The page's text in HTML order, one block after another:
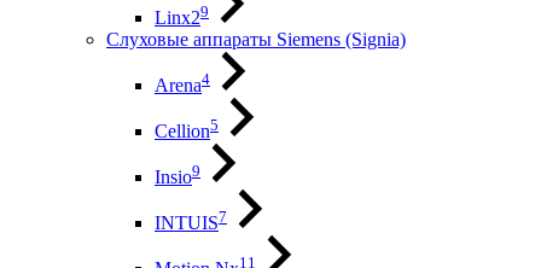
Linx29
Слуховые аппараты Siemens (Signia)
Arena4
Cellion5
Insio9
INTUIS7
11